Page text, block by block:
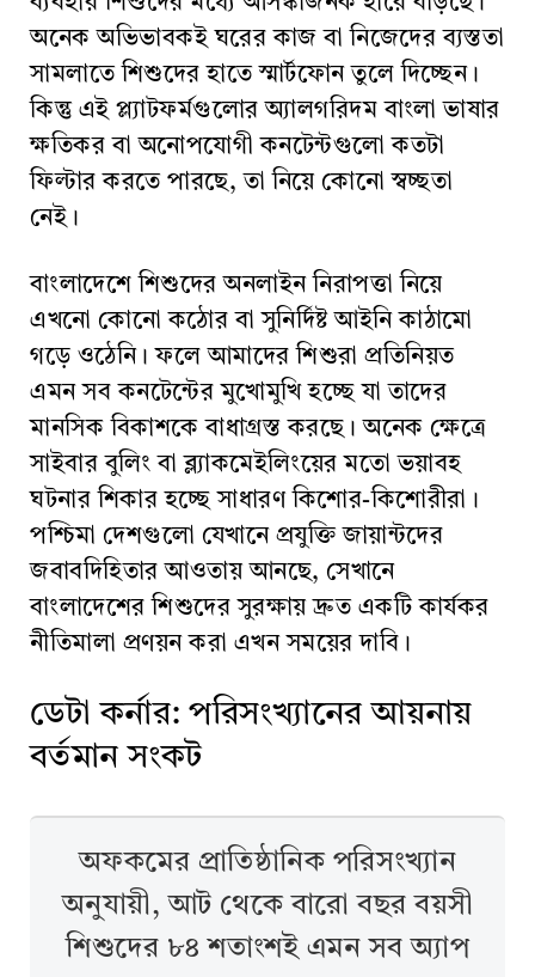
অনেক অভিভাবকই ঘরের কাজ বা নিজেদের ব্যস্ততা
সামলাতে শিশুদের হাতে স্মার্টফোন তুলে দিচ্ছেন।
কিন্তু এই প্ল্যাটফর্মগুলোর অ্যালগরিদম বাংলা ভাষার
ক্ষতিকর বা অনোপযোগী কনটেন্টগুলো কতটা
ফিল্টার করতে পারছে, তা নিয়ে কোনো স্বচ্ছতা
নেই।
বাংলাদেশে শিশুদের অনলাইন নিরাপত্তা নিয়ে
এখনো কোনো কঠোর বা সুনির্দিষ্ট আইনি কাঠামো
গড়ে ওঠেনি। ফলে আমাদের শিশুরা প্রতিনিয়ত
এমন সব কনটেন্টের মুখোমুখি হচ্ছে যা তাদের
মানসিক বিকাশকে বাধাগ্রস্ত করছে। অনেক ক্ষেত্রে
সাইবার বুলিং বা ব্ল্যাকমেইলিংয়ের মতো ভয়াবহ
ঘটনার শিকার হচ্ছে সাধারণ কিশোর-কিশোরীরা।
পশ্চিমা দেশগুলো যেখানে প্রযুক্তি জায়ান্টদের
জবাবদিহিতার আওতায় আনছে, সেখানে
বাংলাদেশের শিশুদের সুরক্ষায় দ্রুত একটি কার্যকর
নীতিমালা প্রণয়ন করা এখন সময়ের দাবি।
ডেটা কর্নার: পরিসংখ্যানের আয়নায়
বর্তমান সংকট
অফকমের প্রাতিষ্ঠানিক পরিসংখ্যান
অনুযায়ী, আট থেকে বারো বছর বয়সী
শিশুদের ৮৪ শতাংশই এমন সব অ্যাপ